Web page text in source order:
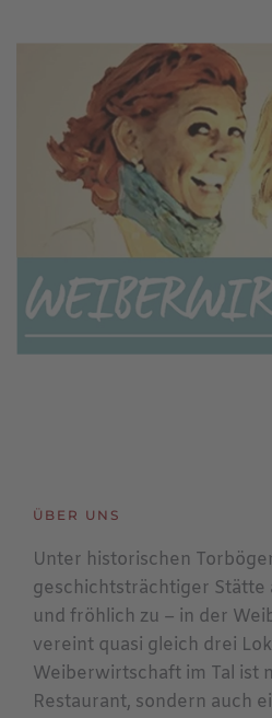
ÜBER UNS
Unter historischen
geschichtsträchtiger Stätte
und fröhlich zu – in der
vereint quasi gleich drei
Weiberwirtschaft im Tal ist
Restaurant, sondern auch